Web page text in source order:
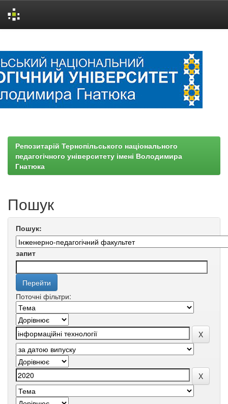
Репозитарій Тернопільського національного
педагогічного університету імені Володимира
Гнатюка
Пошук
Пошук:
запит
Поточні фільтри: